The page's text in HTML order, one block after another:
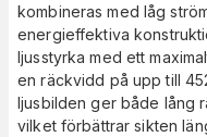
kombineras med låg
energieffektiva
ljusstyrka med ett
en räckvidd på upp till
ljusbilden ger både lång
vilket förbättrar sikten